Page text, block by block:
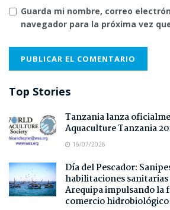
Guarda mi nombre, correo
navegador para la próxima vez
Top Stories
Tanzania lanza
Aquaculture Tanzania
16/07/2026
Día del Pescador:
habilitaciones sanitarias
Arequipa impulsando la
comercio hidrobiológico